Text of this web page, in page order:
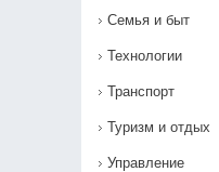
Семья и быт
Технологии
Транспорт
Туризм и отдых
Управление